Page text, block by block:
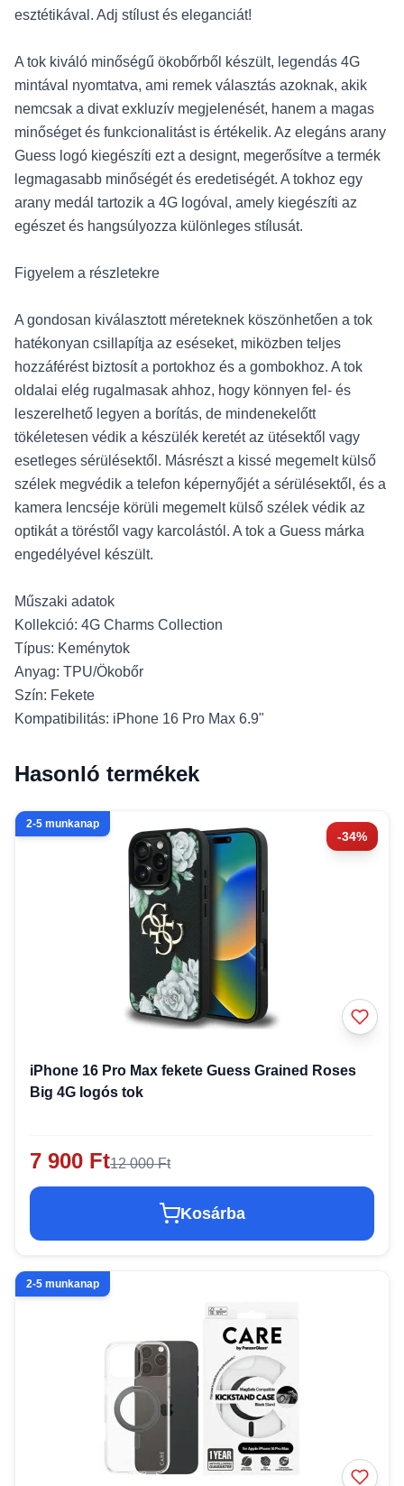
esztétikával. Adj stílust és eleganciát!
A tok kiváló minőségű ökobőrből készült, legendás 4G
mintával nyomtatva, ami remek választás azoknak, akik
nemcsak a divat exkluzív megjelenését, hanem a magas
minőséget és funkcionalitást is értékelik. Az elegáns arany
Guess logó kiegészíti ezt a designt, megerősítve a termék
legmagasabb minőségét és eredetiségét. A tokhoz egy
arany medál tartozik a 4G logóval, amely kiegészíti az
egészet és hangsúlyozza különleges stílusát.
Figyelem a részletekre
A gondosan kiválasztott méreteknek köszönhetően a tok
hatékonyan csillapítja az eséseket, miközben teljes
hozzáférést biztosít a portokhoz és a gombokhoz. A tok
oldalai elég rugalmasak ahhoz, hogy könnyen fel- és
leszerelhető legyen a borítás, de mindenekelőtt
tökéletesen védik a készülék keretét az ütésektől vagy
esetleges sérülésektől. Másrészt a kissé megemelt külső
szélek megvédik a telefon képernyőjét a sérülésektől, és a
kamera lencséje körüli megemelt külső szélek védik az
optikát a töréstől vagy karcolástól. A tok a Guess márka
engedélyével készült.
Műszaki adatok
Kollekció: 4G Charms Collection
Típus: Keménytok
Anyag: TPU/Ökobőr
Szín: Fekete
Kompatibilitás: iPhone 16 Pro Max 6.9"
Hasonló termékek
-34%
2-5 munkanap
iPhone 16 Pro Max fekete Guess Grained Roses
Big 4G logós tok
7 900 Ft12 000 Ft
Kosárba
2-5 munkanap